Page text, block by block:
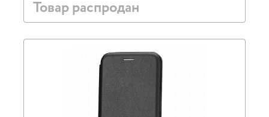
Товар распродан